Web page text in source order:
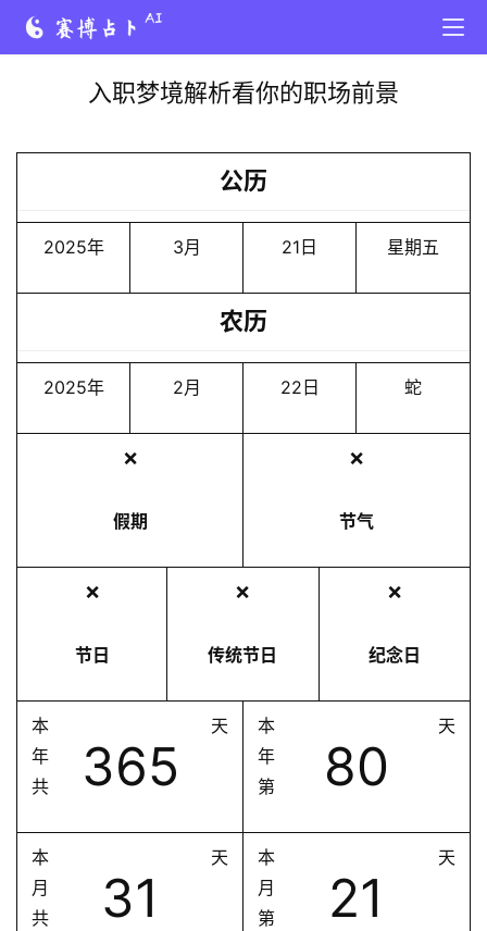
入职梦境解析看你的职场前景
公历
2025年 3月 21日 星期五
农历
2025年 2月 22日 蛇
❌
假期
❌
节气
❌
节日
❌
传统节日
❌
纪念日
本
年
共
365
天
本
年
第
80
天
本
月
共
31
天
本
月
第
21
天